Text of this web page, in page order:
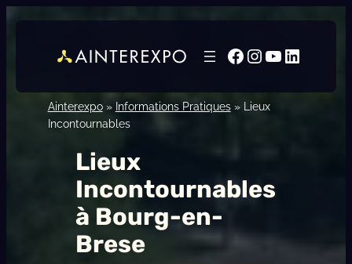
Facebook
Instagram
YouTube
Ainterexpo» Informations Pratiques» Lieux
Incontournables
Lieux
Incontournables
à Bourg-en-
Brese